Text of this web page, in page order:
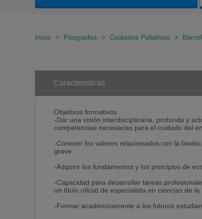
Inicio > Posgrados > Cuidados Paliativos >
Caracteristicas
Objetivos formativos
-Dar una visión interdisciplinaria, profunda y
competencias necesarias para el cuidado del
-Conocer los valores relacionados con la
grave.
-Adquirir los fundamentos y los principios de
-Capacidad para desarrollar tareas
un título oficial de especialista en ciencias de la
-Formar académicamente a los futuros